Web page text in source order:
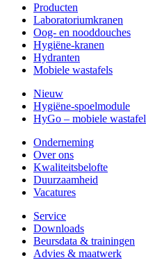
Producten
Laboratoriumkranen
Oog- en nooddouches
Hygiëne-kranen
Hydranten
Mobiele wastafels
Nieuw
Hygiëne-spoelmodule
HyGo – mobiele wastafel
Onderneming
Over ons
Kwaliteitsbelofte
Duurzaamheid
Vacatures
Service
Downloads
Beursdata & trainingen
Advies & maatwerk